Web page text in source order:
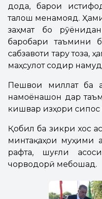
дода, барои
талош менамояд.
заҳмат бо
баробари таъмини
сабзавоти тару тоза,
маҳсулот содир
Пешвои миллат ба
намоёнашон дар
кишвар изҳори
Қобил ба зикри хос
минтақаҳои муҳими
рафта, шуғли
чорводорӣ мебошад.